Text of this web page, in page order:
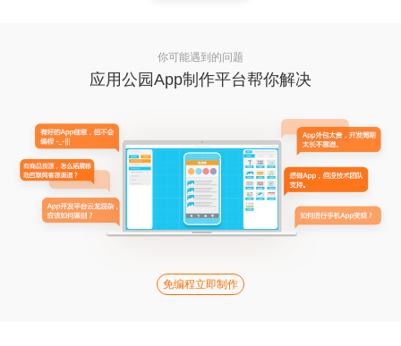
你可能遇到的问题
应用公园App制作平台帮你解决
免编程立即制作